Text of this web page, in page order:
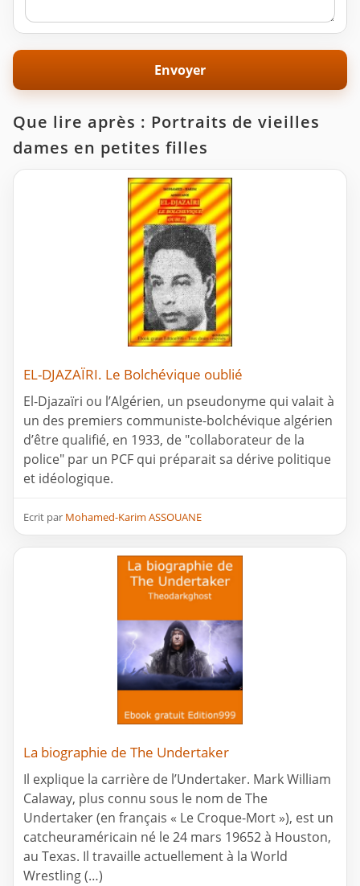
Que lire après : Portraits de vieilles
dames en petites filles
EL-DJAZAÏRI. Le Bolchévique oublié
El-Djazaïri ou l’Algérien, un pseudonyme qui valait à
un des premiers communiste-bolchévique algérien
d’être qualifié, en 1933, de "collaborateur de la
police" par un PCF qui préparait sa dérive politique
et idéologique.
Ecrit par Mohamed-Karim ASSOUANE
La biographie de The Undertaker
Il explique la carrière de l’Undertaker. Mark William
Calaway, plus connu sous le nom de The
Undertaker (en français « Le Croque-Mort »), est un
catcheuraméricain né le 24 mars 19652 à Houston,
au Texas. Il travaille actuellement à la World
Wrestling (…)